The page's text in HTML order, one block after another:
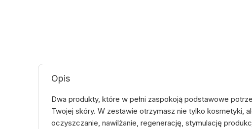
Opis
Dwa produkty, które w pełni zaspokoją podstawowe
Twojej skóry. W zestawie otrzymasz nie tylko kosmetyki,
oczyszczanie, nawilżanie, regenerację, stymulację